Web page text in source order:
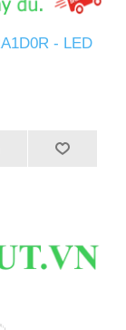
- LED